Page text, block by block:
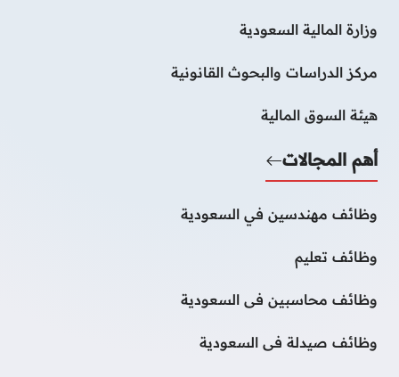
وزارة المالية السعودية
مركز الدراسات والبحوث القانونية
هيئة السوق المالية
أهم المجالات
وظائف مهندسين في السعودية
وظائف تعليم
وظائف محاسبين فى السعودية
وظائف صيدلة فى السعودية